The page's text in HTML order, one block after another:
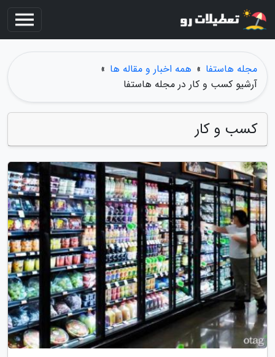
مجله هاستفا » همه اخبار و مقاله ها »
آرشیو کسب و کار در مجله هاستفا
کسب و کار